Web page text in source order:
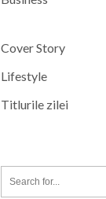
Cover Story
Lifestyle
Titlurile zilei